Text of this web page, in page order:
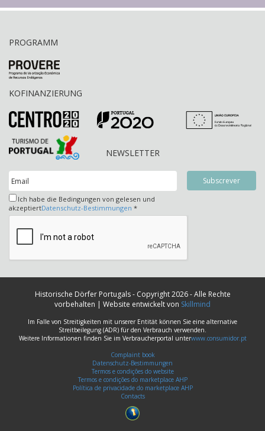
PROGRAMM
KOFINANZIERUNG
NEWSLETTER
Ich habe die Bedingungen von gelesen und
akzeptiertDatenschutz-Bestimmungen *
Historische Dörfer Portugals - Copyright 2026 - Alle Rechte
vorbehalten | Website entwickelt von Skillmind
Im Falle von Streitigkeiten mit unserer Entität können Sie eine alternative
Streitbeilegung (ADR) für den Verbrauch verwenden.
Weitere Informationen finden Sie im Verbraucherportal unterwww.consumidor.pt
Complaint book
Datenschutz-Bestimmungen
Termos e condições do website
Termos e condições do marketplace AHP
Política de privacidade do marketplace AHP
Contacts